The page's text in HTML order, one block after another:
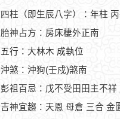
四柱（即生辰八字）：年柱
胎神占方：房床棲外正南
五行：大林木 成執位
沖煞：沖狗(壬戍)煞南
彭祖百忌：戊不受田田主不
吉神宜趨：天恩 母倉 三合 金